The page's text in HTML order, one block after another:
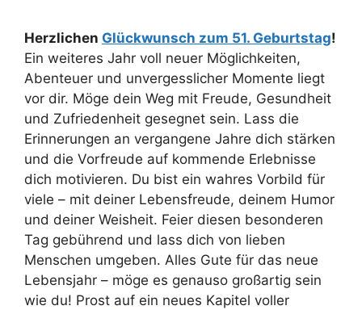
Herzlichen Glückwunsch zum 51. Geburtstag!
Ein weiteres Jahr voll neuer Möglichkeiten,
Abenteuer und unvergesslicher Momente liegt
vor dir. Möge dein Weg mit Freude, Gesundheit
und Zufriedenheit gesegnet sein. Lass die
Erinnerungen an vergangene Jahre dich stärken
und die Vorfreude auf kommende Erlebnisse
dich motivieren. Du bist ein wahres Vorbild für
viele – mit deiner Lebensfreude, deinem Humor
und deiner Weisheit. Feier diesen besonderen
Tag gebührend und lass dich von lieben
Menschen umgeben. Alles Gute für das neue
Lebensjahr – möge es genauso großartig sein
wie du! Prost auf ein neues Kapitel voller